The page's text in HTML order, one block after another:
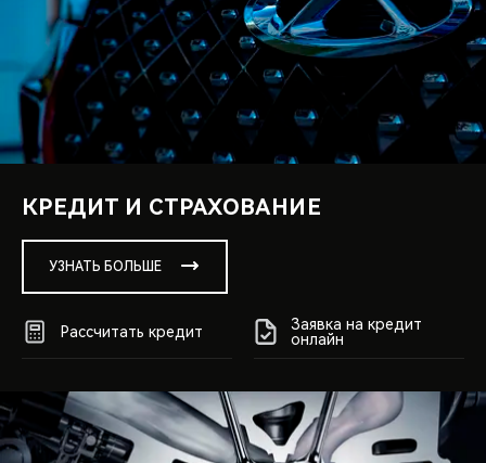
КРЕДИТ И СТРАХОВАНИЕ
УЗНАТЬ БОЛЬШЕ
Рассчитать кредит
Заявка на кредит
онлайн